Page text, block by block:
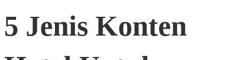
Jenis
5 Jenis Konten